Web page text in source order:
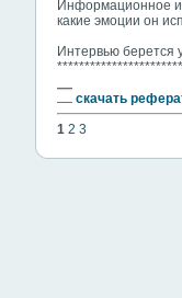
Информационное
какие эмоции он
Интервью берется
скачать
1 2 3